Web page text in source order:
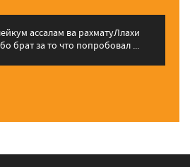
брат за то что попробовал ...